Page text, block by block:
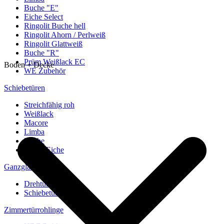
Buche "E"
Eiche Select
Ringolit Buche hell
Ringolit Ahorn / Perlweiß
Ringolit Glattweiß
Buche "R"
Prüm Weißlack EC
WE Zubehör
Schiebetüren
Streichfähig roh
Weißlack
Macore
Limba
Buche
europ. Eiche
Ganzglastüren
Drehtüren
Schiebetüren
Zimmertürrohlinge
Boden + Decke